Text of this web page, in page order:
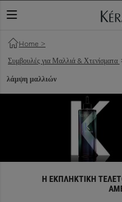
ΕΝΑΛΛΑΓΉ ΠΕΡΙΉΓΗΣΗΣ
Home >
Συμβουλές για Μαλλιά & Χτενίσματα
λάμψη μαλλιών
Η ΕΚΠΛΗΚΤΙΚΗ